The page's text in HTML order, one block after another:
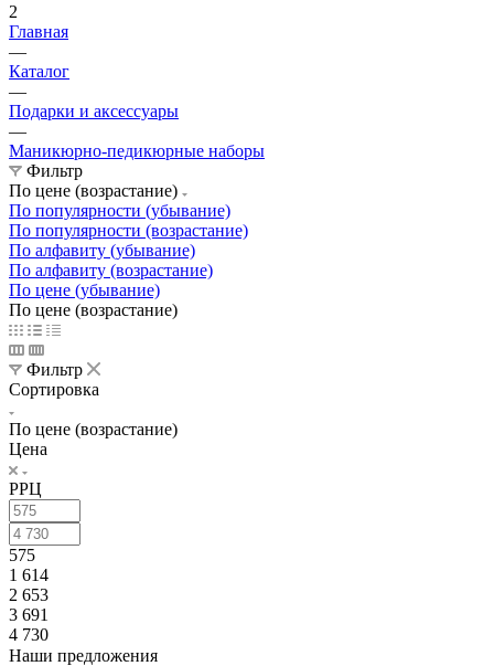
2
Главная
—
Каталог
—
Подарки и аксессуары
—
Маникюрно-педикюрные наборы
Фильтр
По цене (возрастание)
По популярности (убывание)
По популярности (возрастание)
По алфавиту (убывание)
По алфавиту (возрастание)
По цене (убывание)
По цене (возрастание)
Фильтр
Сортировка
По цене (возрастание)
Цена
РРЦ
575
1 614
2 653
3 691
4 730
Наши предложения